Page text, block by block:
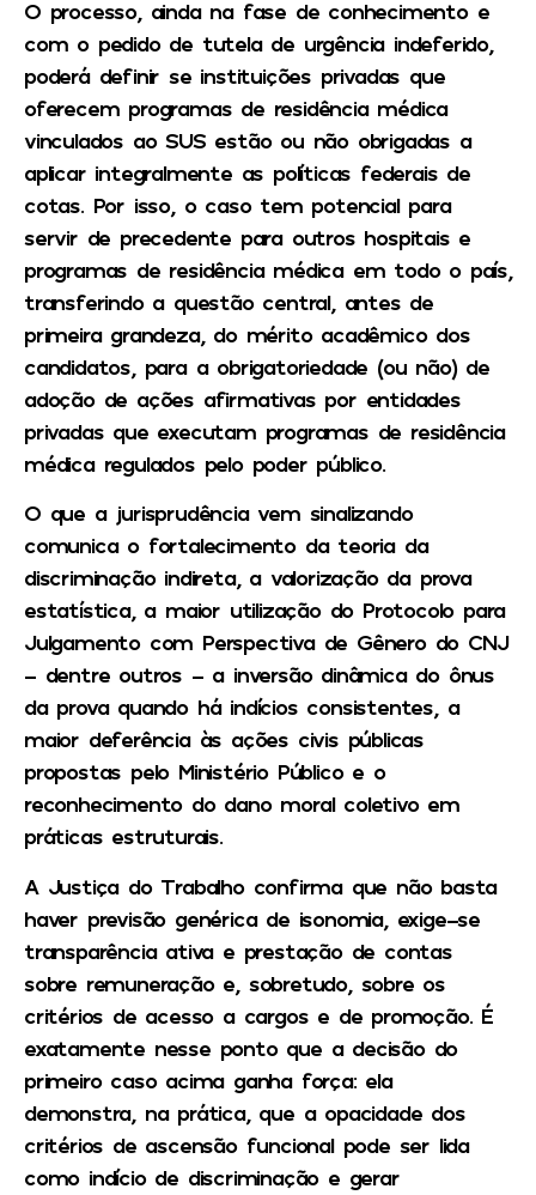
O processo, ainda na fase de conhecimento e
com o pedido de tutela de urgência indeferido,
poderá definir se instituições privadas que
oferecem programas de residência médica
vinculados ao SUS estão ou não obrigadas a
aplicar integralmente as políticas federais de
cotas. Por isso, o caso tem potencial para
servir de precedente para outros hospitais e
programas de residência médica em todo o país,
transferindo a questão central, antes de
primeira grandeza, do mérito acadêmico dos
candidatos, para a obrigatoriedade (ou não) de
adoção de ações afirmativas por entidades
privadas que executam programas de residência
médica regulados pelo poder público.
O que a jurisprudência vem sinalizando
comunica o fortalecimento da teoria da
discriminação indireta, a valorização da prova
estatística, a maior utilização do Protocolo para
Julgamento com Perspectiva de Gênero do CNJ
– dentre outros – a inversão dinâmica do ônus
da prova quando há indícios consistentes, a
maior deferência às ações civis públicas
propostas pelo Ministério Público e o
reconhecimento do dano moral coletivo em
práticas estruturais.
A Justiça do Trabalho confirma que não basta
haver previsão genérica de isonomia, exige-se
transparência ativa e prestação de contas
sobre remuneração e, sobretudo, sobre os
critérios de acesso a cargos e de promoção. É
exatamente nesse ponto que a decisão do
primeiro caso acima ganha força: ela
demonstra, na prática, que a opacidade dos
critérios de ascensão funcional pode ser lida
como indício de discriminação e gerar